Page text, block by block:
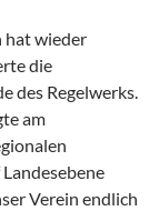
hat wieder
die
des Regelwerks.
am
Verein endlich